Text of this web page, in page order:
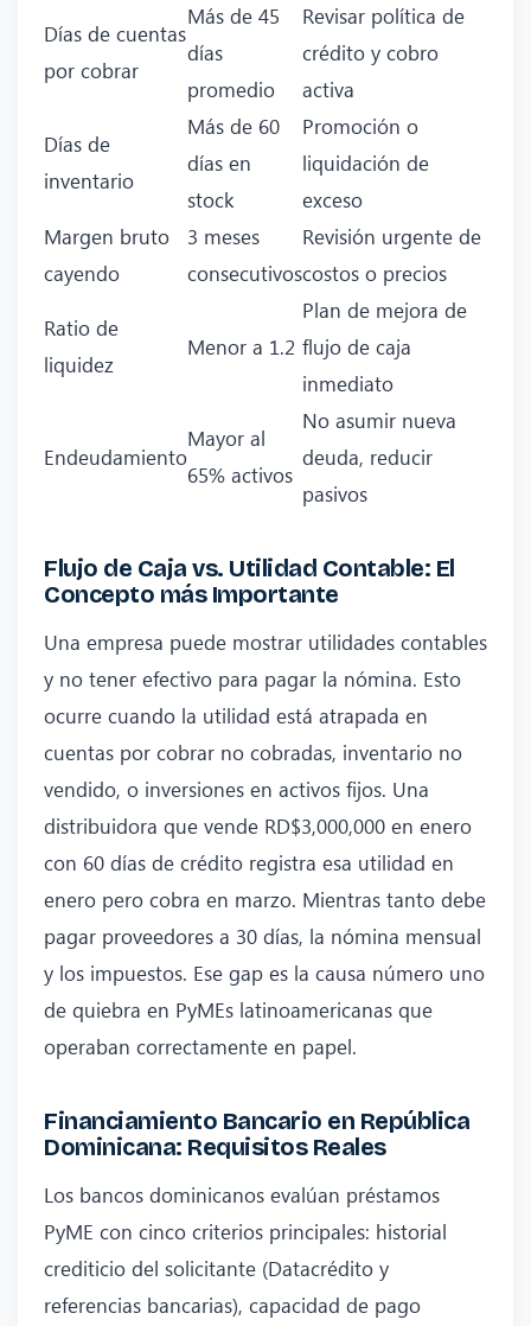
Días de cuentas
por cobrar
Más de 45
días
promedio
Revisar política de
crédito y cobro
activa
Días de
inventario
Más de 60
días en
stock
Promoción o
liquidación de
exceso
Margen bruto
cayendo
3 meses
consecutivos
Revisión urgente de
costos o precios
Ratio de
liquidez
Menor a 1.2
Plan de mejora de
flujo de caja
inmediato
Endeudamiento
Mayor al
65% activos
No asumir nueva
deuda, reducir
pasivos
Flujo de Caja vs. Utilidad Contable: El
Concepto más Importante
Una empresa puede mostrar utilidades contables
y no tener efectivo para pagar la nómina. Esto
ocurre cuando la utilidad está atrapada en
cuentas por cobrar no cobradas, inventario no
vendido, o inversiones en activos fijos. Una
distribuidora que vende RD$3,000,000 en enero
con 60 días de crédito registra esa utilidad en
enero pero cobra en marzo. Mientras tanto debe
pagar proveedores a 30 días, la nómina mensual
y los impuestos. Ese gap es la causa número uno
de quiebra en PyMEs latinoamericanas que
operaban correctamente en papel.
Financiamiento Bancario en República
Dominicana: Requisitos Reales
Los bancos dominicanos evalúan préstamos
PyME con cinco criterios principales: historial
crediticio del solicitante (Datacrédito y
referencias bancarias), capacidad de pago